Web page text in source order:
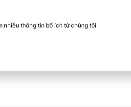
nhiều thông tin bổ ích từ chúng tôi​